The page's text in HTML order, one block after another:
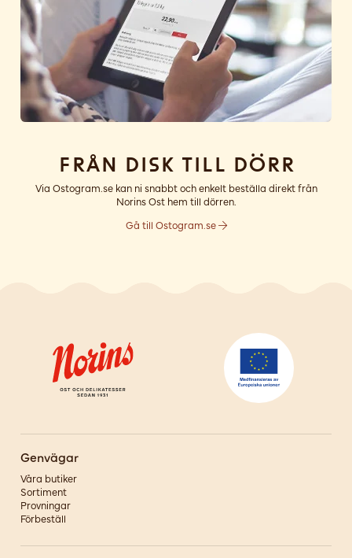
Från disk till dörr
Via Ostogram.se kan ni snabbt och enkelt beställa direkt från
Norins Ost hem till dörren.
Gå till Ostogram.se
Genvägar
Våra butiker
Sortiment
Provningar
Förbeställ